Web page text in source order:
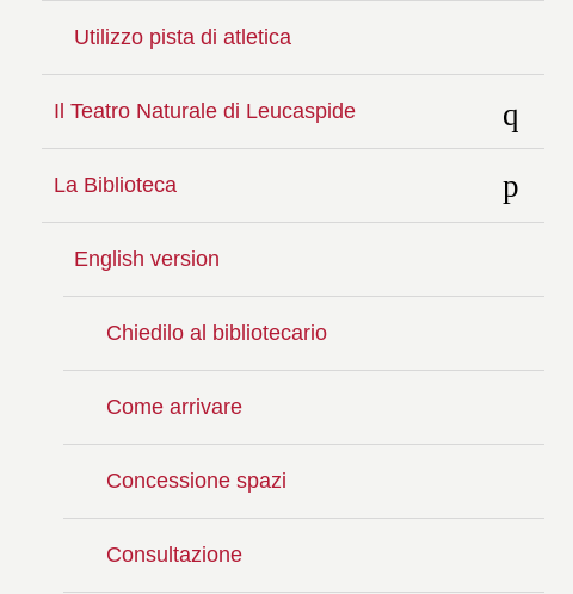
Utilizzo pista di atletica
Il Teatro Naturale di Leucaspide
La Biblioteca
English version
Chiedilo al bibliotecario
Come arrivare
Concessione spazi
Consultazione